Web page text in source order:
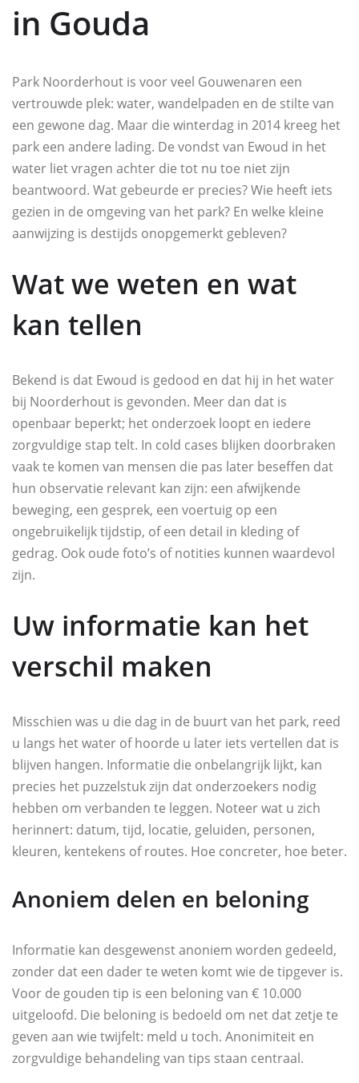
in Gouda
Park Noorderhout is voor veel Gouwenaren een
vertrouwde plek: water, wandelpaden en de stilte van
een gewone dag. Maar die winterdag in 2014 kreeg het
park een andere lading. De vondst van Ewoud in het
water liet vragen achter die tot nu toe niet zijn
beantwoord. Wat gebeurde er precies? Wie heeft iets
gezien in de omgeving van het park? En welke kleine
aanwijzing is destijds onopgemerkt gebleven?
Wat we weten en wat
kan tellen
Bekend is dat Ewoud is gedood en dat hij in het water
bij Noorderhout is gevonden. Meer dan dat is
openbaar beperkt; het onderzoek loopt en iedere
zorgvuldige stap telt. In cold cases blijken doorbraken
vaak te komen van mensen die pas later beseffen dat
hun observatie relevant kan zijn: een afwijkende
beweging, een gesprek, een voertuig op een
ongebruikelijk tijdstip, of een detail in kleding of
gedrag. Ook oude foto’s of notities kunnen waardevol
zijn.
Uw informatie kan het
verschil maken
Misschien was u die dag in de buurt van het park, reed
u langs het water of hoorde u later iets vertellen dat is
blijven hangen. Informatie die onbelangrijk lijkt, kan
precies het puzzelstuk zijn dat onderzoekers nodig
hebben om verbanden te leggen. Noteer wat u zich
herinnert: datum, tijd, locatie, geluiden, personen,
kleuren, kentekens of routes. Hoe concreter, hoe beter.
Anoniem delen en beloning
Informatie kan desgewenst anoniem worden gedeeld,
zonder dat een dader te weten komt wie de tipgever is.
Voor de gouden tip is een beloning van € 10.000
uitgeloofd. Die beloning is bedoeld om net dat zetje te
geven aan wie twijfelt: meld u toch. Anonimiteit en
zorgvuldige behandeling van tips staan centraal.